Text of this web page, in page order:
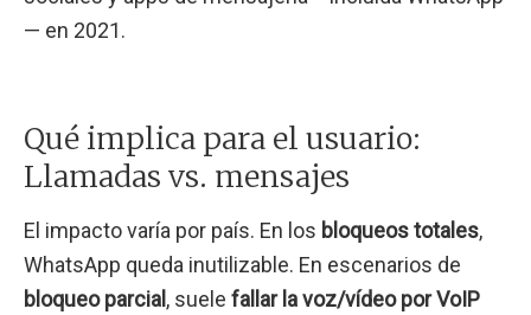
— en 2021.
Qué implica para el usuario:
Llamadas vs. mensajes
El impacto varía por país. En los bloqueos totales,
WhatsApp queda inutilizable. En escenarios de
bloqueo parcial , suele fallar la voz/vídeo por VoIP